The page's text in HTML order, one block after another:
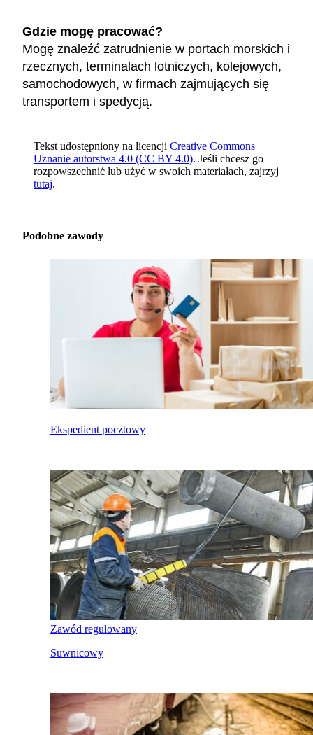
Gdzie mogę pracować?
Mogę znaleźć zatrudnienie w portach morskich i
rzecznych, terminalach lotniczych, kolejowych,
samochodowych, w firmach zajmujących się
transportem i spedycją.
Tekst udostępniony na licencji Creative Commons
Uznanie autorstwa 4.0 (CC BY 4.0). Jeśli chcesz go
rozpowszechnić lub użyć w swoich materiałach, zajrzyj
tutaj.
Podobne zawody
Ekspedient pocztowy
Zawód regulowany
Suwnicowy